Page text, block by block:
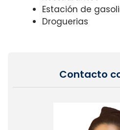
Estación de
Droguerias
Contacto